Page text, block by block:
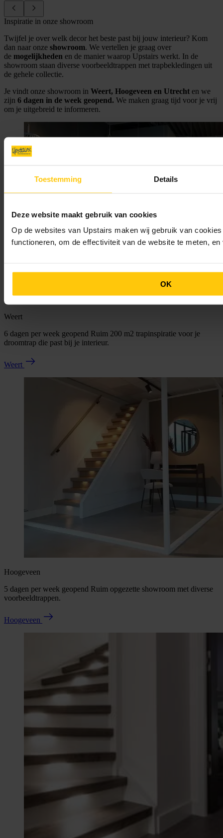
Toestemming Details
Deze website maakt gebruik van cookies
Op de websites van Upstairs maken wij gebruik van
functioneren, om de effectiviteit van de website te meten,
OK
Inspiratie in onze showroom
Twijfel je over welk decor het beste past bij jouw interieur? Kom
dan naar onze showroom. We vertellen je graag over
de mogelijkheden en de manier waarop Upstairs werkt. In de
showroom staan diverse voorbeeldtrappen met trapbekledingen uit
de gehele collectie.
Je vindt onze showroom in Weert, Hoogeveen en Utrecht en we
zijn 6 dagen in de week geopend. We maken graag tijd voor je vrij
om je uitgebreid te informeren.
Weert
6 dagen per week geopend Ruim 200 m2 trapinspiratie voor je
droomtrap die past bij je interieur.
Weert
Hoogeveen
5 dagen per week geopend Ruim opgezette showroom met diverse
voorbeeldtrappen.
Hoogeveen